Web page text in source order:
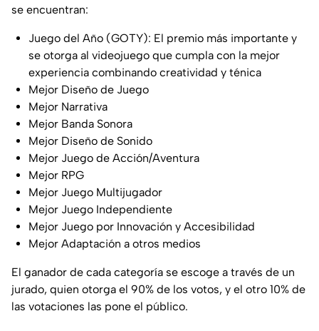
se encuentran:
Juego del Año (GOTY): El premio más importante y
se otorga al videojuego que cumpla con la mejor
experiencia combinando creatividad y ténica
Mejor Diseño de Juego
Mejor Narrativa
Mejor Banda Sonora
Mejor Diseño de Sonido
Mejor Juego de Acción/Aventura
Mejor RPG
Mejor Juego Multijugador
Mejor Juego Independiente
Mejor Juego por Innovación y Accesibilidad
Mejor Adaptación a otros medios
El ganador de cada categoría se escoge a través de un
jurado, quien otorga el 90% de los votos, y el otro 10% de
las votaciones las pone el público.